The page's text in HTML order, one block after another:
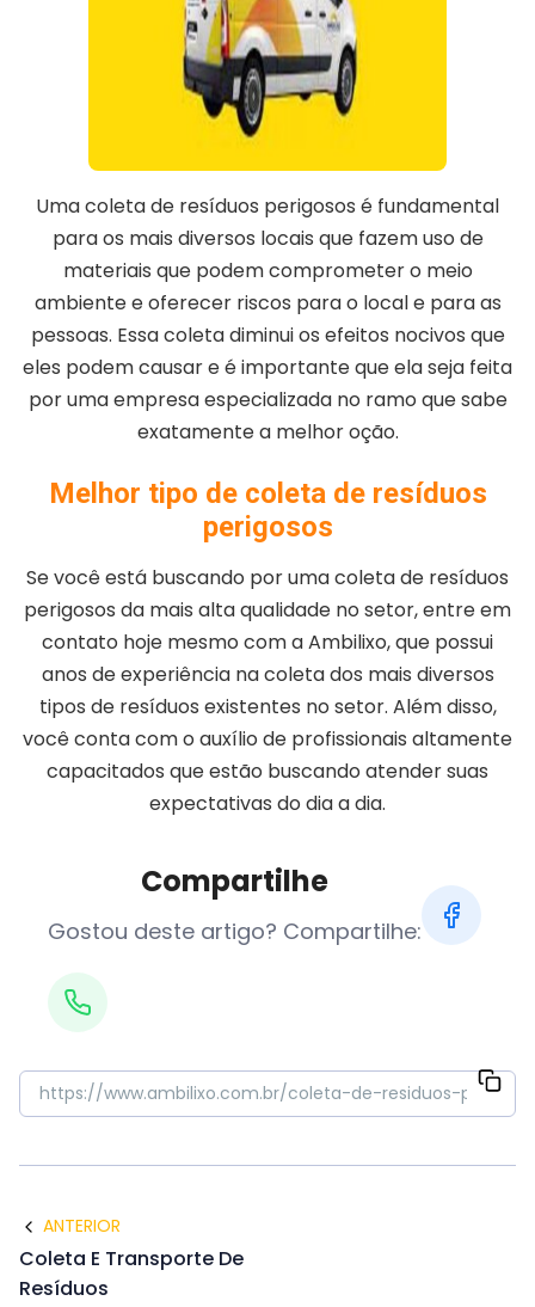
Uma coleta de resíduos perigosos é fundamental
para os mais diversos locais que fazem uso de
materiais que podem comprometer o meio
ambiente e oferecer riscos para o local e para as
pessoas. Essa coleta diminui os efeitos nocivos que
eles podem causar e é importante que ela seja feita
por uma empresa especializada no ramo que sabe
exatamente a melhor oção.
Melhor tipo de coleta de resíduos
perigosos
Se você está buscando por uma coleta de resíduos
perigosos da mais alta qualidade no setor, entre em
contato hoje mesmo com a Ambilixo, que possui
anos de experiência na coleta dos mais diversos
tipos de resíduos existentes no setor. Além disso,
você conta com o auxílio de profissionais altamente
capacitados que estão buscando atender suas
expectativas do dia a dia.
Compartilhe
Gostou deste artigo? Compartilhe:
ANTERIOR
Coleta E Transporte De
Resíduos